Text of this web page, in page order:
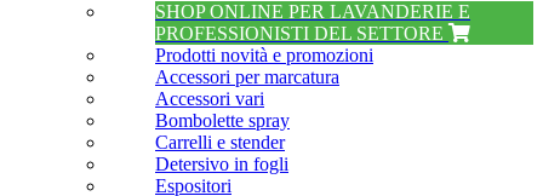
SHOP ONLINE PER LAVANDERIE E
PROFESSIONISTI DEL SETTORE
Prodotti novità e promozioni
Accessori per marcatura
Accessori vari
Bombolette spray
Carrelli e stender
Detersivo in fogli
Espositori